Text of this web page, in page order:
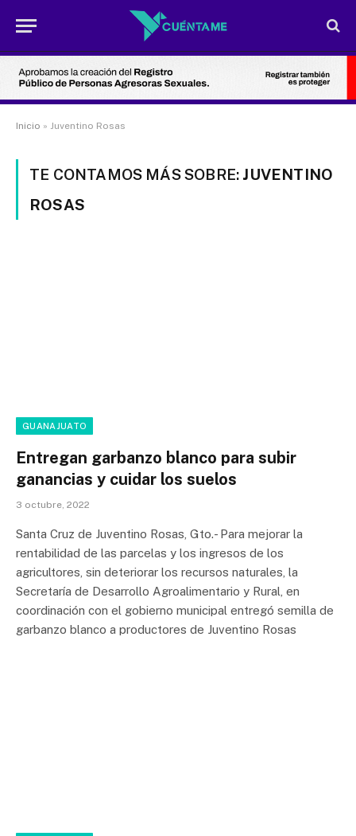
Inicio » Juventino Rosas
TE CONTAMOS MÁS SOBRE: JUVENTINO
ROSAS
GUANAJUATO
Entregan garbanzo blanco para subir
ganancias y cuidar los suelos
3 octubre, 2022
Santa Cruz de Juventino Rosas, Gto.- Para mejorar la
rentabilidad de las parcelas y los ingresos de los
agricultores, sin deteriorar los recursos naturales, la
Secretaría de Desarrollo Agroalimentario y Rural, en
coordinación con el gobierno municipal entregó semilla de
garbanzo blanco a productores de Juventino Rosas